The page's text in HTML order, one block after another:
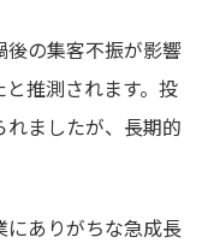
の集客不振が影響
推測されます。投
ましたが、長期的
にありがちな急成長